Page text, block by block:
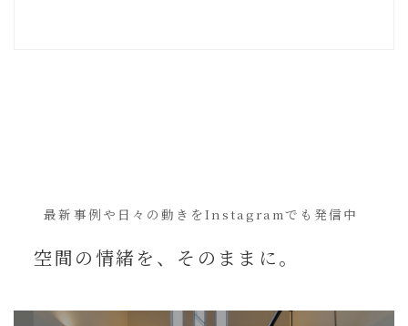
最新事例や日々の動きをInstagramでも発信中
空間の情緒を、 そのままに。